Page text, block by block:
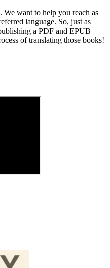
We want to help you reach as
language. So, just as
a PDF and EPUB
of translating those books!